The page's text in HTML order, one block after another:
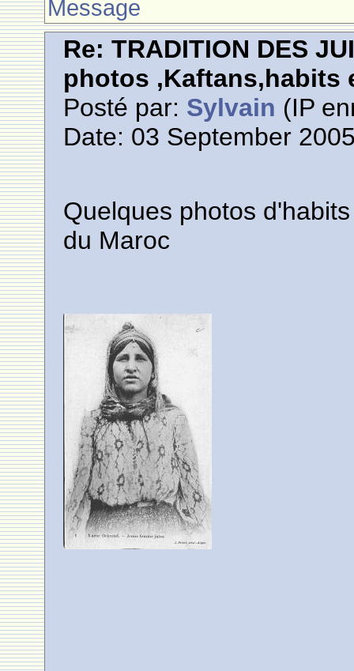
Message
Re: TRADITION DES
photos ,Kaftans,habits
Posté par: Sylvain (IP
Date: 03 September
Quelques photos
du Maroc